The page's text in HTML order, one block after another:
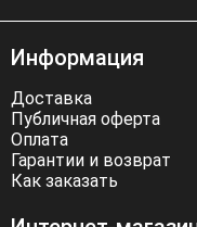
Магазин Avaro
одежду, которая
станет основой для
Позвольте себе быть
Информация
Доставка
Публичная оферта
Оплата
Гарантии и возврат
Как заказать